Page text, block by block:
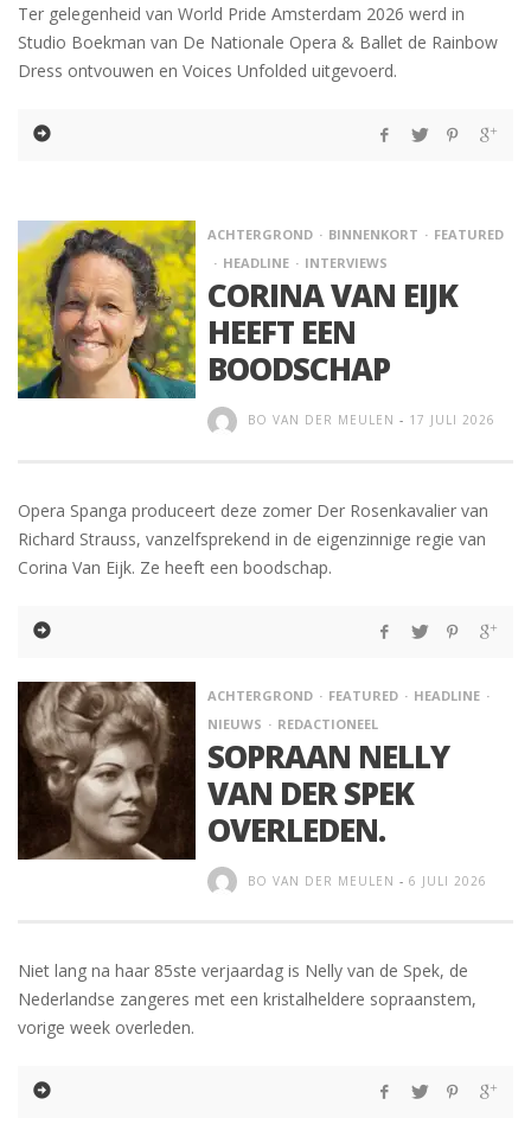
Ter gelegenheid van World Pride Amsterdam 2026 werd in
Studio Boekman van De Nationale Opera & Ballet de Rainbow
Dress ontvouwen en Voices Unfolded uitgevoerd.
ACHTERGROND BINNENKORT
FEATURED
HEADLINE
INTERVIEWS
CORINA VAN EIJK
HEEFT EEN
BOODSCHAP
BO VAN DER MEULEN - 17 JULI 2026
Opera Spanga produceert deze zomer Der Rosenkavalier van
Richard Strauss, vanzelfsprekend in de eigenzinnige regie van
Corina Van Eijk. Ze heeft een boodschap.
ACHTERGROND FEATURED
HEADLINE
NIEUWS
REDACTIONEEL
SOPRAAN NELLY
VAN DER SPEK
OVERLEDEN.
BO VAN DER MEULEN - 6 JULI 2026
Niet lang na haar 85ste verjaardag is Nelly van de Spek, de
Nederlandse zangeres met een kristalheldere sopraanstem,
vorige week overleden.